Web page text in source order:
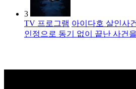
3
TV 프로그램 아이다호 살인사
인정으로 동기 없이 끝난 사건